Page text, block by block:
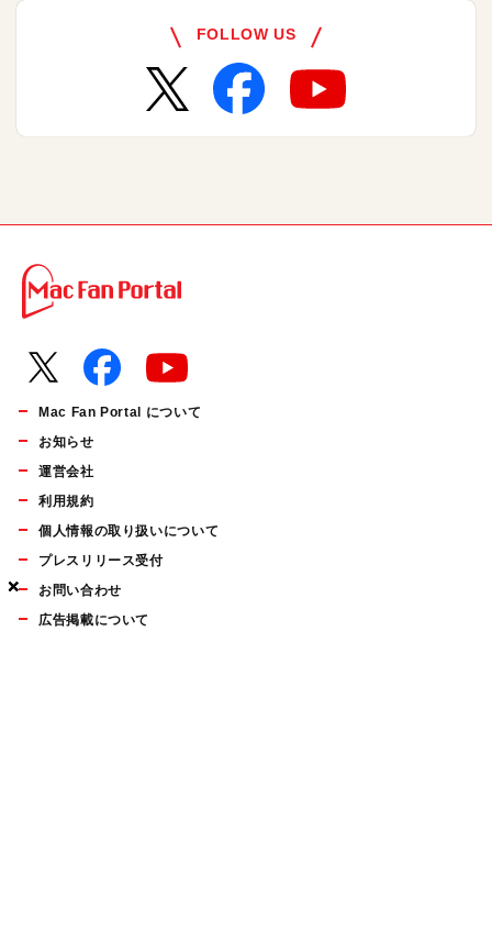
×
×
×
FOLLOW US
Mac Fan Portal について
お知らせ
運営会社
利用規約
個人情報の取り扱いについて
プレスリリース受付
お問い合わせ
広告掲載について